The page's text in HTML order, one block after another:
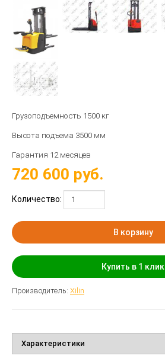
Грузоподъемность 1500 кг
Высота подъема 3500 мм
Гарантия 12 месяцев
720 600 руб.
Количество:
В корзину
Купить в 1 клик
Производитель: Xilin
Характеристики